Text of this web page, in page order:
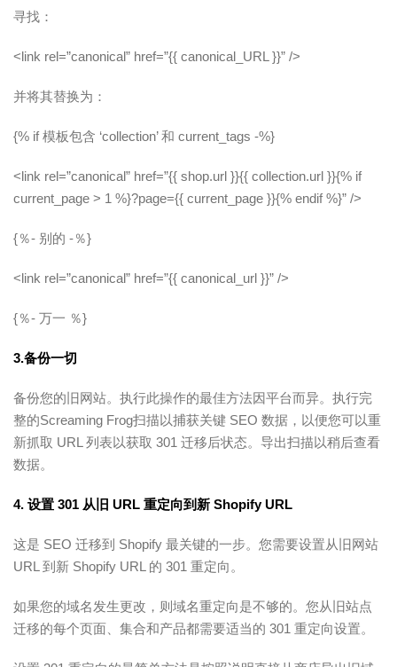
寻找：
<link rel=”canonical” href=”{{ canonical_URL }}” />
并将其替换为：
{% if 模板包含 ‘collection’ 和 current_tags -%}
<link rel=”canonical” href=”{{ shop.url }}{{ collection.url }}{% if
current_page > 1 %}?page={{ current_page }}{% endif %}” />
{％- 别的 -％}
<link rel=”canonical” href=”{{ canonical_url }}” />
{％- 万一 ％}
3.备份一切
备份您的旧网站。执行此操作的最佳方法因平台而异。执行完
整的Screaming Frog扫描以捕获关键 SEO 数据，以便您可以重
新抓取 URL 列表以获取 301 迁移后状态。导出扫描以稍后查看
数据。
4. 设置 301 从旧 URL 重定向到新 Shopify URL
这是 SEO 迁移到 Shopify 最关键的一步。您需要设置从旧网站
URL 到新 Shopify URL 的 301 重定向。
如果您的域名发生更改，则域名重定向是不够的。您从旧站点
迁移的每个页面、集合和产品都需要适当的 301 重定向设置。